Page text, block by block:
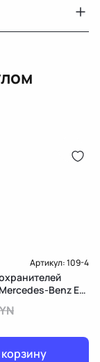
Мерседес Бенс Е
14 дней
Артикул:109-4
Benz E